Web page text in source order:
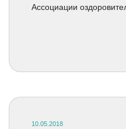
Ассоциации
10.05.2018